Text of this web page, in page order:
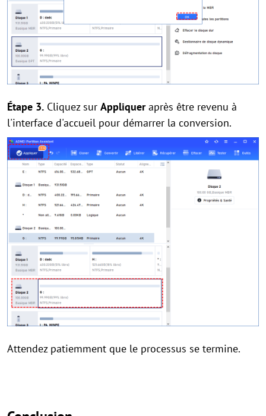
Étape 3. Cliquez sur Appliqueraprès être revenu à
l'interface d'accueil pour démarrer la conversion.
Attendez patiemment que le processus se termine.